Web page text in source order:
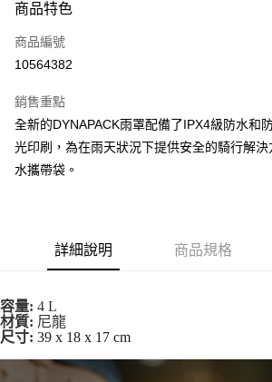
Apple Pay
ATM付款
全家取貨付款
每筆NT$90
付款後全家取貨
每筆NT$60，滿NT$10,000(含以上)免運費
每筆NT$60，滿NT$10,000(含以上)免運費
每筆NT$80
商品特色
商品編號
10564382
銷售重點
全新的DYNAPACK雨罩配備了IPX4級防水和
光印刷，為在雨天狀況下提供安全的騎行解
水攜帶袋。
詳細說明 商品規格
容量: 4 L
材質: 尼龍
尺寸: 39 x 18 x 17 cm